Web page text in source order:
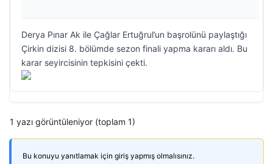
Derya Pınar Ak ile Çağlar Ertuğrul’un başrolünü paylaştığı
Çirkin dizisi 8. bölümde sezon finali yapma kararı aldı. Bu
karar seyircisinin tepkisini çekti.
1 yazı görüntüleniyor (toplam 1)
Bu konuyu yanıtlamak için giriş yapmış olmalısınız.